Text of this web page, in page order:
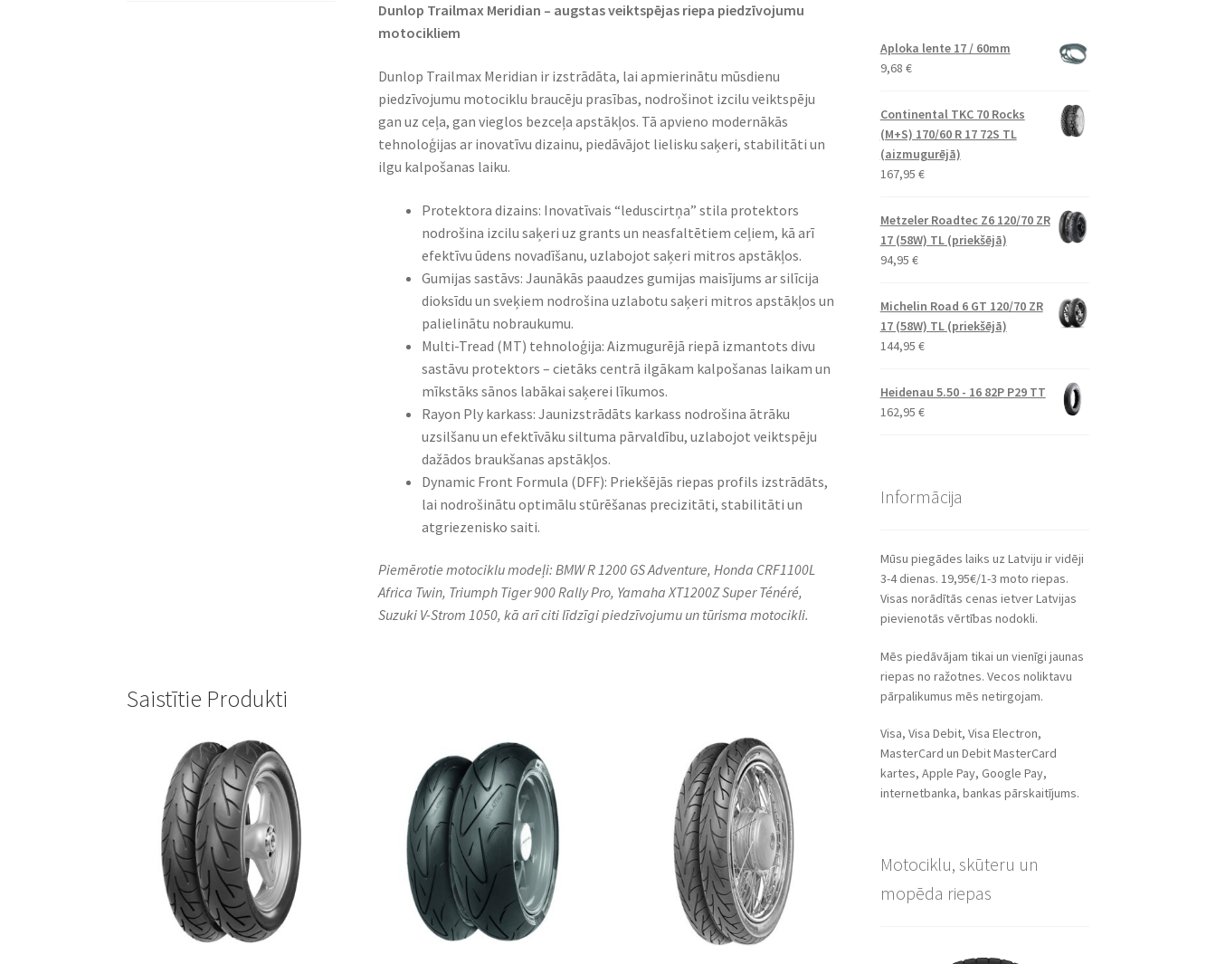
Dunlop Trailmax Meridian – augstas veiktspējas riepa piedzīvojumu
motocikliem
Dunlop Trailmax Meridian ir izstrādāta, lai apmierinātu mūsdienu
piedzīvojumu motociklu braucēju prasības, nodrošinot izcilu veiktspēju
gan uz ceļa, gan vieglos bezceļa apstākļos. Tā apvieno modernākās
tehnoloģijas ar inovatīvu dizainu, piedāvājot lielisku saķeri, stabilitāti un
ilgu kalpošanas laiku.
Protektora dizains: Inovatīvais “leduscirtņa” stila protektors
nodrošina izcilu saķeri uz grants un neasfaltētiem ceļiem, kā arī
efektīvu ūdens novadīšanu, uzlabojot saķeri mitros apstākļos.
Gumijas sastāvs: Jaunākās paaudzes gumijas maisījums ar silīcija
dioksīdu un sveķiem nodrošina uzlabotu saķeri mitros apstākļos un
palielinātu nobraukumu.
Multi-Tread (MT) tehnoloģija: Aizmugurējā riepā izmantots divu
sastāvu protektors – cietāks centrā ilgākam kalpošanas laikam un
mīkstāks sānos labākai saķerei līkumos.
Rayon Ply karkass: Jaunizstrādāts karkass nodrošina ātrāku
uzsilšanu un efektīvāku siltuma pārvaldību, uzlabojot veiktspēju
dažādos braukšanas apstākļos.
Dynamic Front Formula (DFF): Priekšējās riepas profils izstrādāts,
lai nodrošinātu optimālu stūrēšanas precizitāti, stabilitāti un
atgriezenisko saiti.
Piemērotie motociklu modeļi: BMW R 1200 GS Adventure, Honda CRF1100L
Africa Twin, Triumph Tiger 900 Rally Pro, Yamaha XT1200Z Super Ténéré,
Suzuki V-Strom 1050, kā arī citi līdzīgi piedzīvojumu un tūrisma motocikli.
Saistītie Produkti
Aploka lente 17 / 60mm
9,68 €
Continental TKC 70 Rocks
(M+S) 170/60 R 17 72S TL
(aizmugurējā)
167,95 €
Metzeler Roadtec Z6 120/70 ZR
17 (58W) TL (priekšējā)
94,95 €
Michelin Road 6 GT 120/70 ZR
17 (58W) TL (priekšējā)
144,95 €
Heidenau 5.50 - 16 82P P29 TT
162,95 €
Informācija
Mūsu piegādes laiks uz Latviju ir vidēji
3-4 dienas. 19,95€/1-3 moto riepas.
Visas norādītās cenas ietver Latvijas
pievienotās vērtības nodokli.
Mēs piedāvājam tikai un vienīgi jaunas
riepas no ražotnes. Vecos noliktavu
pārpalikumus mēs netirgojam.
Visa, Visa Debit, Visa Electron,
MasterCard un Debit MasterCard
kartes, Apple Pay, Google Pay,
internetbanka, bankas pārskaitījums.
Motociklu, skūteru un
mopēda riepas